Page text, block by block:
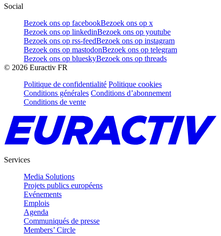
Social
Bezoek ons op facebookBezoek ons op x
Bezoek ons op linkedinBezoek ons op youtube
Bezoek ons op rss-feedBezoek ons op instagram
Bezoek ons op mastodonBezoek ons op telegram
Bezoek ons op blueskyBezoek ons op threads
© 2026 Euractiv FR
Politique de confidentialité Politique cookies
Conditions générales Conditions d’abonnement
Conditions de vente
Services
Media Solutions
Projets publics européens
Evénements
Emplois
Agenda
Communiqués de presse
Members’ Circle